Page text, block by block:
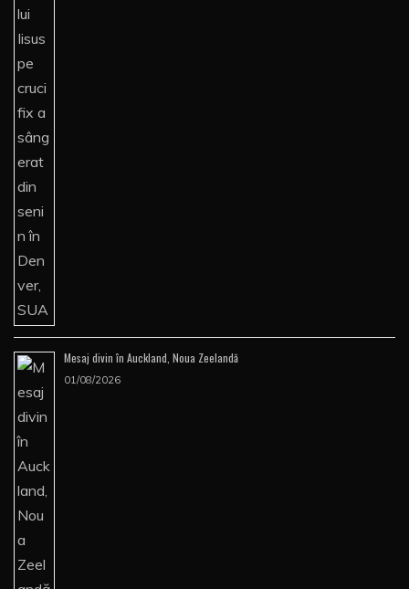
Mesaj divin în Auckland, Noua Zeelandă
01/08/2026